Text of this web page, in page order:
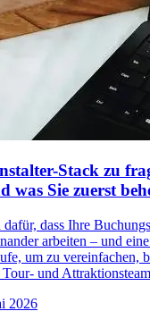
Stack zu
was Sie zuerst
dass Ihre
arbeiten – und
um zu vereinfachen,
und
2026